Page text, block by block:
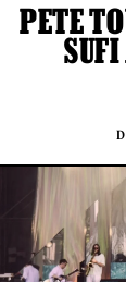
PETE